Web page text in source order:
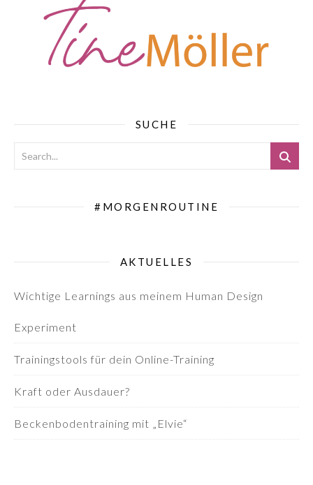
SUCHE
#MORGENROUTINE
AKTUELLES
Wichtige Learnings aus meinem Human Design
Experiment
Trainingstools für dein Online-Training
Kraft oder Ausdauer?
Beckenbodentraining mit „Elvie“